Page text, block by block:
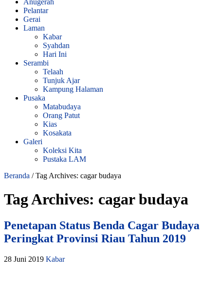
Pelantar
Gerai
Laman
Kabar
Syahdan
Hari Ini
Serambi
Telaah
Tunjuk Ajar
Kampung Halaman
Pusaka
Matabudaya
Orang Patut
Kias
Kosakata
Galeri
Koleksi Kita
Pustaka LAM
Beranda / Tag Archives: cagar budaya
Tag Archives: cagar budaya
Penetapan Status Benda Cagar Budaya
Peringkat Provinsi Riau Tahun 2019
28 Juni 2019 Kabar